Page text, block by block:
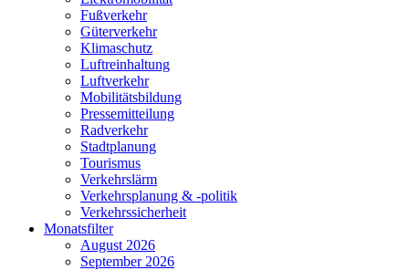
Fußverkehr
Güterverkehr
Klimaschutz
Luftreinhaltung
Luftverkehr
Mobilitätsbildung
Pressemitteilung
Radverkehr
Stadtplanung
Tourismus
Verkehrslärm
Verkehrsplanung & -politik
Verkehrssicherheit
Monatsfilter
August 2026
September 2026